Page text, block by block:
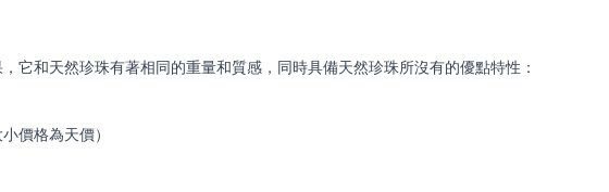
和天然珍珠有著相同的重量和質感，同時具備天然珍珠所沒有的優點特性：
價格為天價）